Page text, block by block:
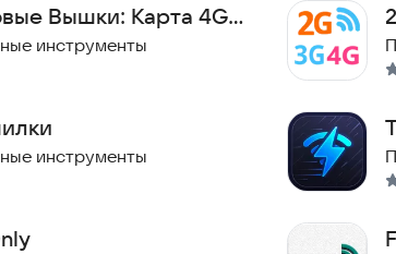
Вышки: Карта 4G
инструменты
инструменты